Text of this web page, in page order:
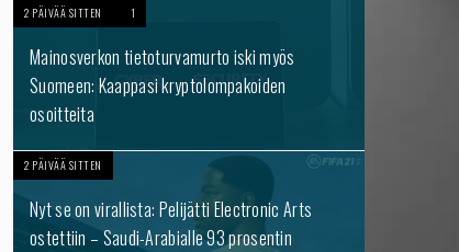
2 PÄIVÄÄ SITTEN 1
Mainosverkon tietoturvamurto iski myös
Suomeen: Kaappasi kryptolompakoiden
osoitteita
2 PÄIVÄÄ SITTEN
Nyt se on virallista: Pelijätti Electronic Arts
ostettiin – Saudi-Arabialle 93 prosentin